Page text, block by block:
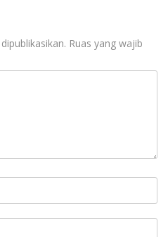
Ruas yang wajib